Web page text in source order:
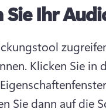
Sie Ihr
Klicken Sie in
Sie dann auf die